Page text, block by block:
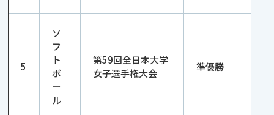
5
ソ
フ
ト
ボ
ー
ル
第59回全日本大学
女子選手権大会
準優勝